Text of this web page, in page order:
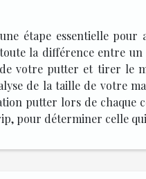
étape essentielle
la différence entre
votre putter et tirer le
de la taille de votre
putter lors de chaque
pour déterminer celle